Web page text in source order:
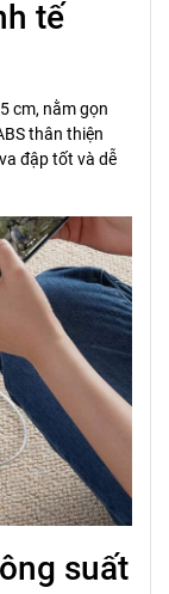
tế
cm, nằm gọn
thân thiện
đập tốt và dễ
suất